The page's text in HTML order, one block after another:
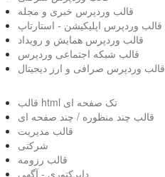
قالب وردپرس خبری و مجله
قالب وردپرس اپلیکیشن - استارتاپ
قالب وردپرس همایش و رویداد
قالب شبکه اجتماعی وردپرس
قالب وردپرس صرافی و ارز دیجیتال
قالب html تک صفحه ای
قالب چند منظوره / چند صفحه ای
قالب مدیریت
شرکتی
قالب رزومه
دایرکتوری - آگهی